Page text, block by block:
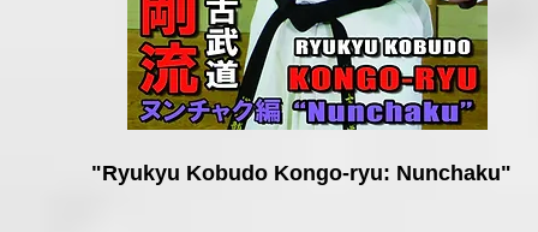
"Ryukyu Kobudo Kongo-ryu: Nunchaku"